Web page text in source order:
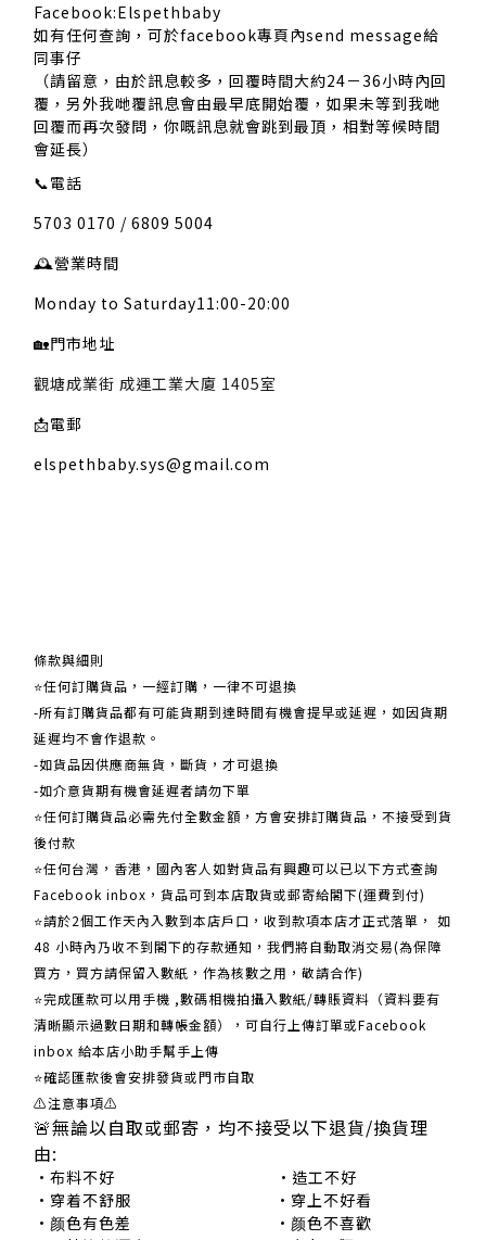
Facebook:Elspethbaby
如有任何查詢，可於facebook專頁內send message給
同事仔
（請留意，由於訊息較多，回覆時間大約24－36小時內回
覆，另外我哋覆訊息會由最早底開始覆，如果未等到我哋
回覆而再次發問，你嘅訊息就會跳到最頂，相對等候時間
會延長）
📞電話
5703 0170 / 6809 5004
🕰️營業時間
Monday to Saturday11:00-20:00
🏡門市地址
觀塘成業街 成運工業大廈 1405室
📩電郵
elspethbaby.sys@gmail.com
條款與細則
⭐任何訂購貨品，一經訂購，一律不可退換
-所有訂購貨品都有可能貨期到達時間有機會提早或延遲，如因貨期
延遲均不會作退款。
-如貨品因供應商無貨，斷貨，才可退換
-如介意貨期有機會延遲者請勿下單
⭐任何訂購貨品必需先付全數金額，方會安排訂購貨品，不接受到貨
後付款
⭐任何台灣，香港，國內客人如對貨品有興趣可以已以下方式查詢
Facebook inbox，貨品可到本店取貨或郵寄給閣下(運費到付)
​​⭐請於2個工作天內入數到本店戶口，收到款項本店才正式落單， 如
48 小時內乃收不到閣下的存款通知，我們將自動取消交易(為保障
買方，買方請保留入數紙，作為核數之用，敬請合作)
⭐完成匯款可以用手機 ,數碼相機拍攝入數紙/轉賬資料（資料要有
清晰顯示過數日期和轉帳金額），可自行上傳訂單或Facebook
inbox 給本店小助手幫手上傳
⭐確認匯款後會安排發貨或門市自取
⚠注意事項⚠
🚨無論以自取或郵寄，均不接受以下退貨/換貨理
由:
•布料不好 •造工不好
•穿着不舒服 •穿上不好看
•颜色有色差 •颜色不喜歡